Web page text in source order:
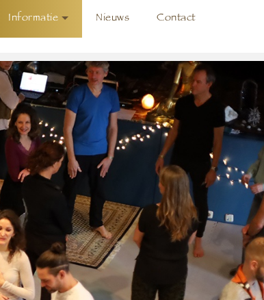
Informatie Nieuws Contact